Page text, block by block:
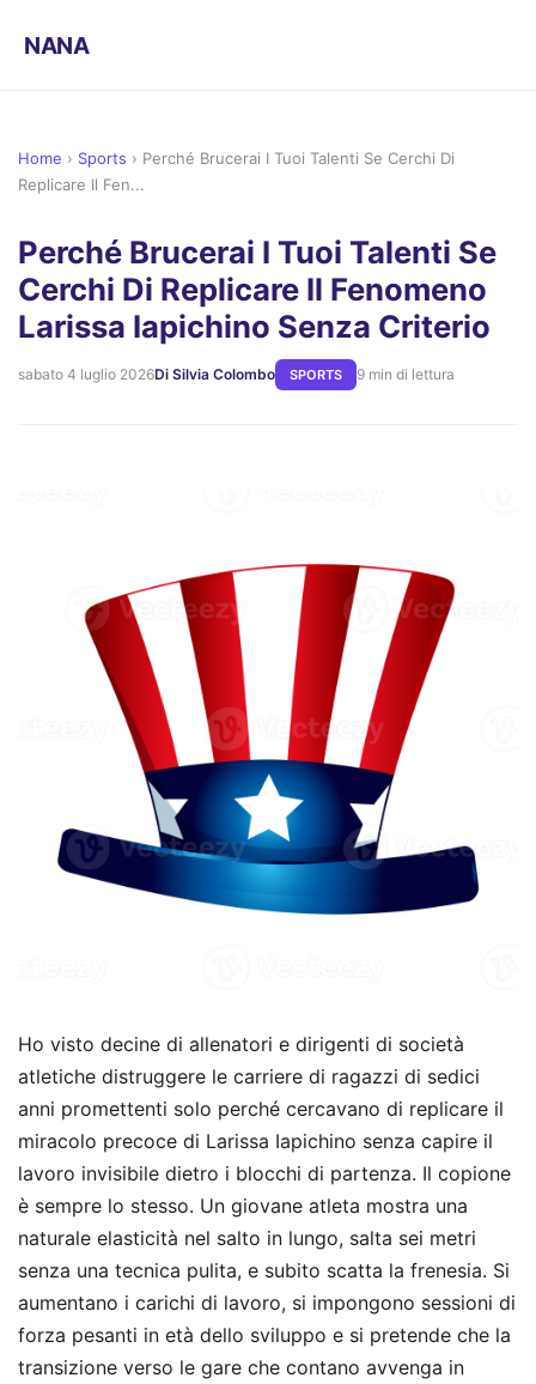
NANA
Home › Sports › Perché Brucerai I Tuoi Talenti Se Cerchi Di
Replicare Il Fen...
Perché Brucerai I Tuoi Talenti Se
Cerchi Di Replicare Il Fenomeno
Larissa Iapichino Senza Criterio
sabato 4 luglio 2026Di Silvia Colombo SPORTS 9 min di lettura
Ho visto decine di allenatori e dirigenti di società
atletiche distruggere le carriere di ragazzi di sedici
anni promettenti solo perché cercavano di replicare il
miracolo precoce di Larissa Iapichino senza capire il
lavoro invisibile dietro i blocchi di partenza. Il copione
è sempre lo stesso. Un giovane atleta mostra una
naturale elasticità nel salto in lungo, salta sei metri
senza una tecnica pulita, e subito scatta la frenesia. Si
aumentano i carichi di lavoro, si impongono sessioni di
forza pesanti in età dello sviluppo e si pretende che la
transizione verso le gare che contano avvenga in